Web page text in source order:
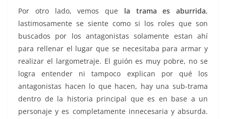
Por otro lado, vemos que la trama es aburrida,
lastimosamente se siente como si los roles que son
buscados por los antagonistas solamente estan ahí
para rellenar el lugar que se necesitaba para armar y
realizar el largometraje. El guión es muy pobre, no se
logra entender ni tampoco explican por qué los
antagonistas hacen lo que hacen, hay una sub-trama
dentro de la historia principal que es en base a un
personaje y es completamente innecesaria y absurda.